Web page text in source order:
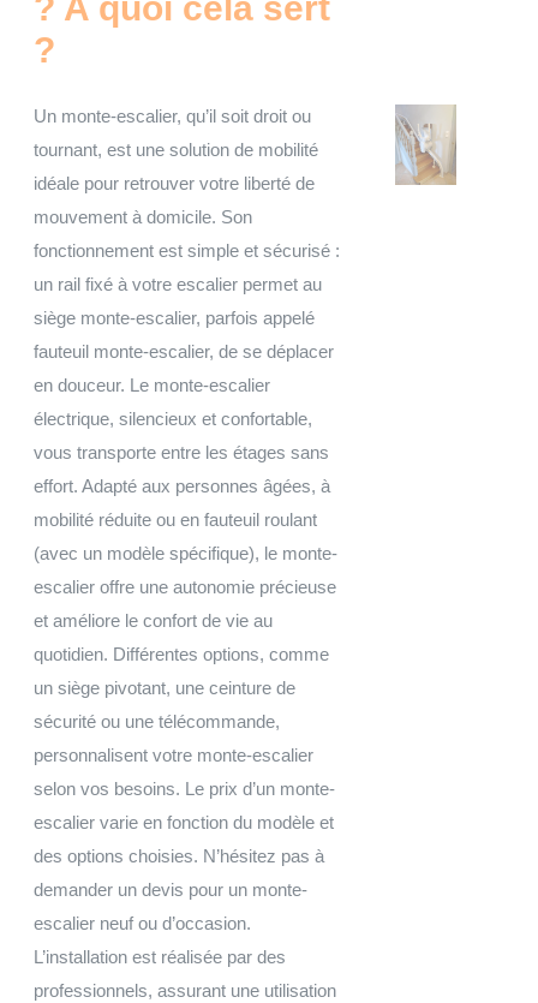
?
Un monte-escalier, qu’il soit droit ou
tournant, est une solution de mobilité
idéale pour retrouver votre liberté de
mouvement à domicile. Son
fonctionnement est simple et sécurisé :
un rail fixé à votre escalier permet au
siège monte-escalier, parfois appelé
fauteuil monte-escalier, de se déplacer
en douceur. Le monte-escalier
électrique, silencieux et confortable,
vous transporte entre les étages sans
effort. Adapté aux personnes âgées, à
mobilité réduite ou en fauteuil roulant
(avec un modèle spécifique), le monte-
escalier offre une autonomie précieuse
et améliore le confort de vie au
quotidien. Différentes options, comme
un siège pivotant, une ceinture de
sécurité ou une télécommande,
personnalisent votre monte-escalier
selon vos besoins. Le prix d’un monte-
escalier varie en fonction du modèle et
des options choisies. N’hésitez pas à
demander un devis pour un monte-
escalier neuf ou d’occasion.
L’installation est réalisée par des
professionnels, assurant une utilisation